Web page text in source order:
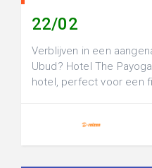
22/02
Verblijven in een
Ubud? Hotel The
hotel, perfect voor een